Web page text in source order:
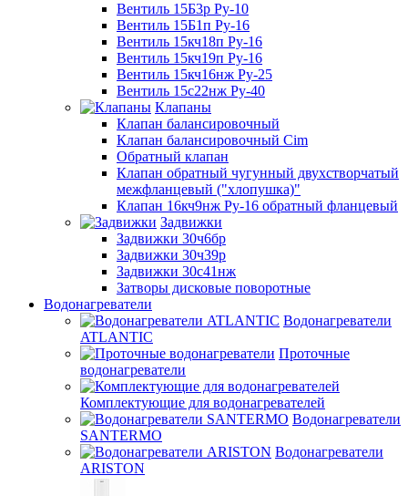
Вентиль 15Б3р Ру-10
Вентиль 15Б1п Ру-16
Вентиль 15кч18п Ру-16
Вентиль 15кч19п Ру-16
Вентиль 15кч16нж Ру-25
Вентиль 15с22нж Ру-40
Клапаны
Клапан балансировочный
Клапан балансировочный Cim
Обратный клапан
Клапан обратный чугунный двухстворчатый
межфланцевый ("хлопушка)"
Клапан 16кч9нж Ру-16 обратный фланцевый
Задвижки
Задвижки 30ч6бр
Задвижки 30ч39р
Задвижки 30с41нж
Затворы дисковые поворотные
Водонагреватели
Водонагреватели
ATLANTIC
Проточные
водонагреватели
Комплектующие для водонагревателей
Водонагреватели
SANTERMO
Водонагреватели
ARISTON